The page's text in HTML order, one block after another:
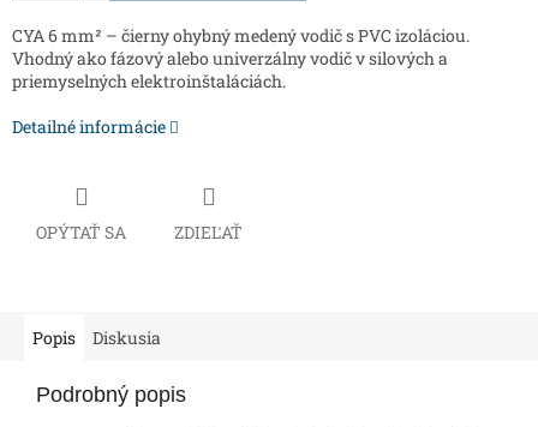
CYA 6 mm² – čierny ohybný medený vodič s PVC izoláciou.
Vhodný ako fázový alebo univerzálny vodič v silových a
priemyselných elektroinštaláciách.
Detailné informácie
OPÝTAŤ SA ZDIEĽAŤ
Popis Diskusia
Podrobný popis